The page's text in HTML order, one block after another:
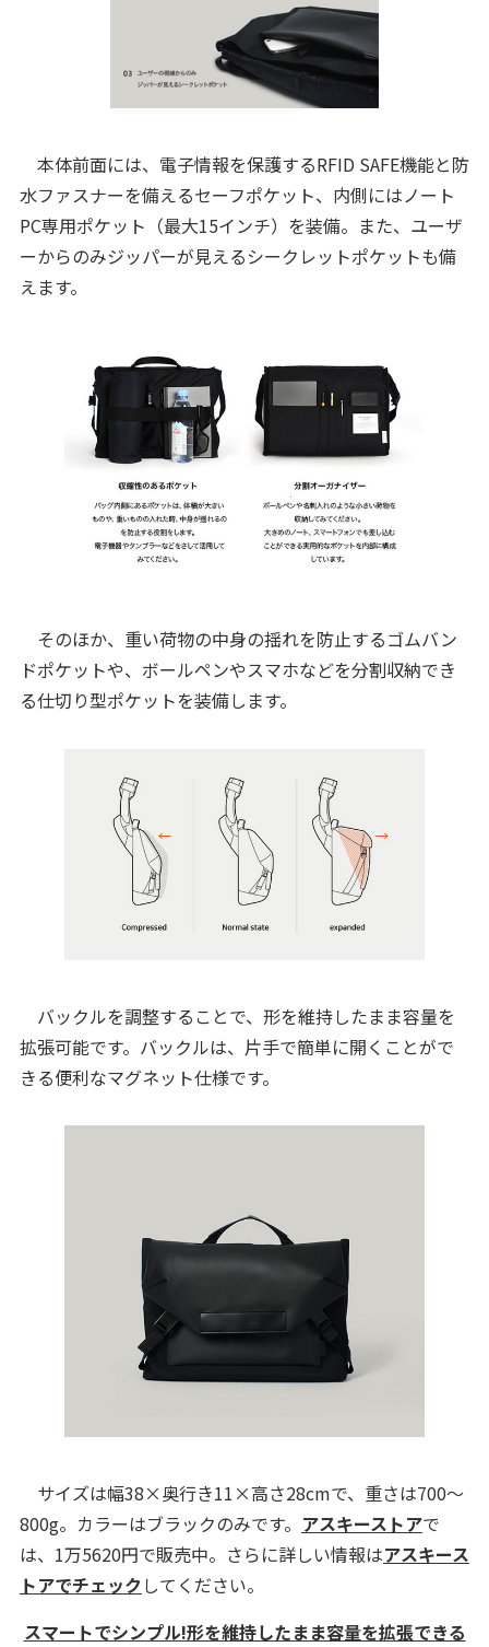
本体前面には、電子情報を保護するRFID SAFE機能と防
水ファスナーを備えるセーフポケット、内側にはノート
PC専用ポケット（最大15インチ）を装備。また、ユーザ
ーからのみジッパーが見えるシークレットポケットも備
えます。
そのほか、重い荷物の中身の揺れを防止するゴムバン
ドポケットや、ボールペンやスマホなどを分割収納でき
る仕切り型ポケットを装備します。
バックルを調整することで、形を維持したまま容量を
拡張可能です。バックルは、片手で簡単に開くことがで
きる便利なマグネット仕様です。
サイズは幅38×奥行き11×高さ28cmで、重さは700～
800g。カラーはブラックのみです。 アスキーストアで
は、1万5620円で販売中。さらに詳しい情報はアスキース
トアでチェックしてください。
スマートでシンプル!形を維持したまま容量を拡張できる